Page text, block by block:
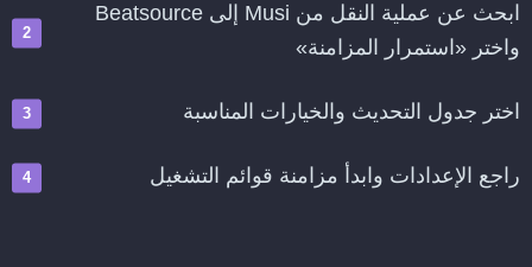
ابحث عن عملية النقل من Musi إلى Beatsource
واختر «استمرار المزامنة»
اختر جدول التحديث والخيارات المناسبة
راجع الإعدادات وابدأ مزامنة قوائم التشغيل